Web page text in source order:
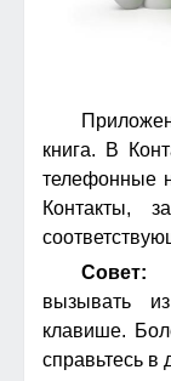
книга. В
телефонные
Контакты,
Совет:
вызывать
клавише.
справьтесь